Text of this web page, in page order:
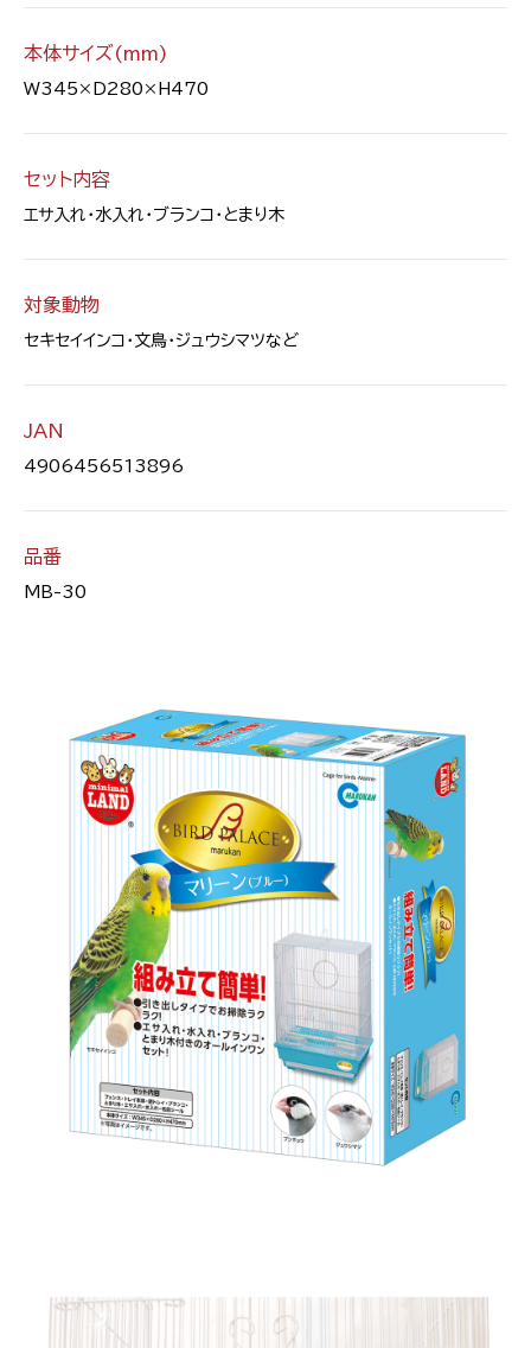
本体サイズ(mm)
W345×D280×H470
セット内容
エサ入れ・水入れ・ブランコ・とまり木
対象動物
セキセイインコ・文鳥・ジュウシマツなど
JAN
4906456513896
品番
MB-30